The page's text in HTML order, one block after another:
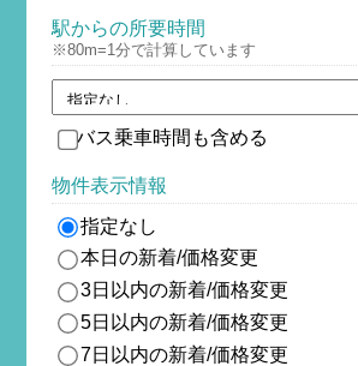
駅からの所要時間
※80m=1分で計算しています
バス乗車時間も含める
物件表示情報
指定なし
本日の新着/価格変更
3日以内の新着/価格変更
5日以内の新着/価格変更
7日以内の新着/価格変更